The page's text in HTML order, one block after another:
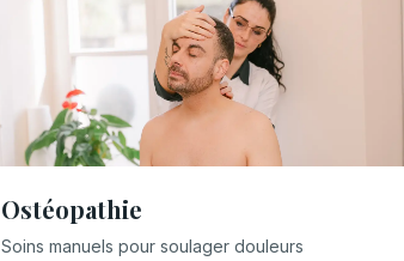
Ostéopathie
Soins manuels pour soulager douleurs